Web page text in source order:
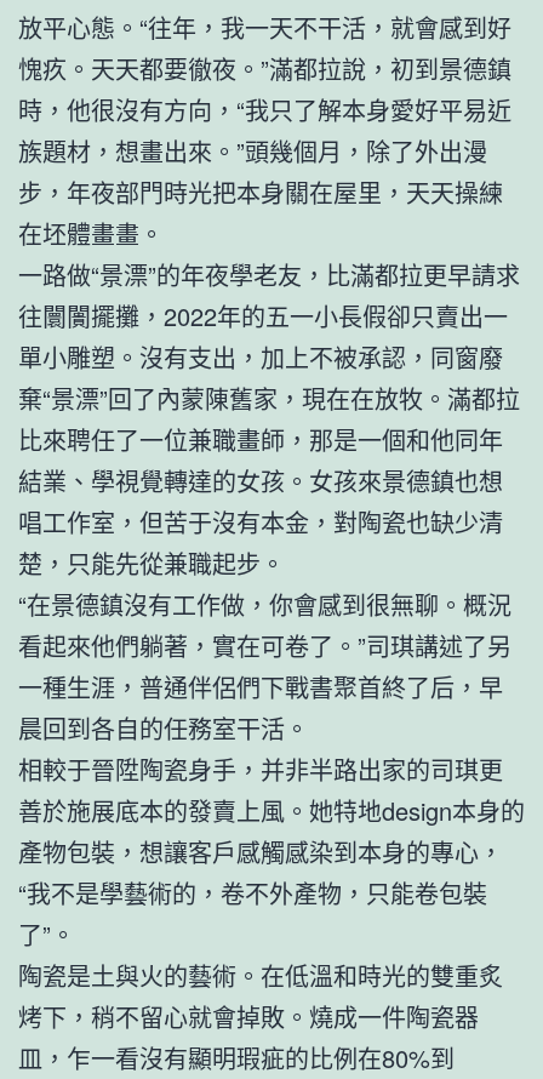
放平心態。“往年，我一天不干活，就會感到好
愧疚。天天都要徹夜。”滿都拉說，初到景德鎮
時，他很沒有方向，“我只了解本身愛好平易近
族題材，想畫出來。”頭幾個月，除了外出漫
步，年夜部門時光把本身關在屋里，天天操練
在坯體畫畫。
一路做“景漂”的年夜學老友，比滿都拉更早請求
往闤闠擺攤，2022年的五一小長假卻只賣出一
單小雕塑。沒有支出，加上不被承認，同窗廢
棄“景漂”回了內蒙陳舊家，現在在放牧。滿都拉
比來聘任了一位兼職畫師，那是一個和他同年
結業、學視覺轉達的女孩。女孩來景德鎮也想
唱工作室，但苦于沒有本金，對陶瓷也缺少清
楚，只能先從兼職起步。
“在景德鎮沒有工作做，你會感到很無聊。概況
看起來他們躺著，實在可卷了。”司琪講述了另
一種生涯，普通伴侶們下戰書聚首終了后，早
晨回到各自的任務室干活。
相較于晉陞陶瓷身手，并非半路出家的司琪更
善於施展底本的發賣上風。她特地design本身的
產物包裝，想讓客戶感觸感染到本身的專心，
“我不是學藝術的，卷不外產物，只能卷包裝
了”。
陶瓷是土與火的藝術。在低溫和時光的雙重炙
烤下，稍不留心就會掉敗。燒成一件陶瓷器
皿，乍一看沒有顯明瑕疵的比例在80%到